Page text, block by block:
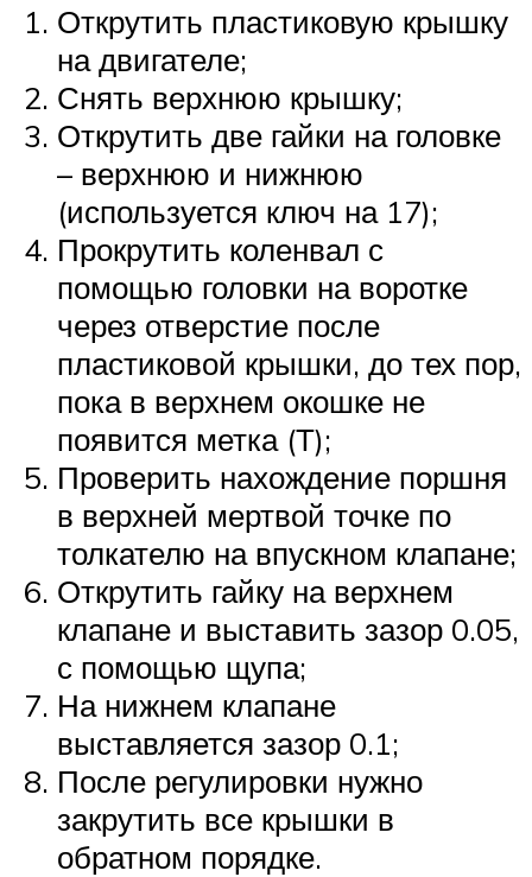
Открутить пластиковую крышку
на двигателе;
Снять верхнюю крышку;
Открутить две гайки на головке
– верхнюю и нижнюю
(используется ключ на 17);
Прокрутить коленвал с
помощью головки на воротке
через отверстие после
пластиковой крышки, до тех пор,
пока в верхнем окошке не
появится метка (Т);
Проверить нахождение поршня
в верхней мертвой точке по
толкателю на впускном клапане;
Открутить гайку на верхнем
клапане и выставить зазор 0.05,
с помощью щупа;
На нижнем клапане
выставляется зазор 0.1;
После регулировки нужно
закрутить все крышки в
обратном порядке.